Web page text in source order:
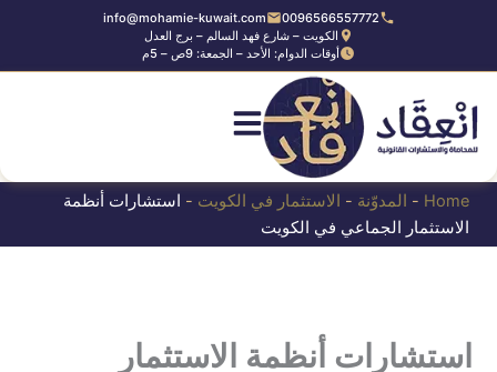
0096566557772
info@mohamie-kuwait.com
الكويت – شارع فهد السالم – برج العدل
أوقات الدوام: الأحد – الجمعة: 9ص – 5م
Home
- المدوّنة - الاستثمار في الكويت - استشارات أنظمة
الاستثمار الجماعي في الكويت
استشارات أنظمة الاستثمار